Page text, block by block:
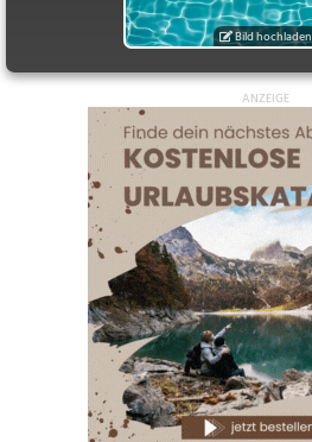
Bild hochladen